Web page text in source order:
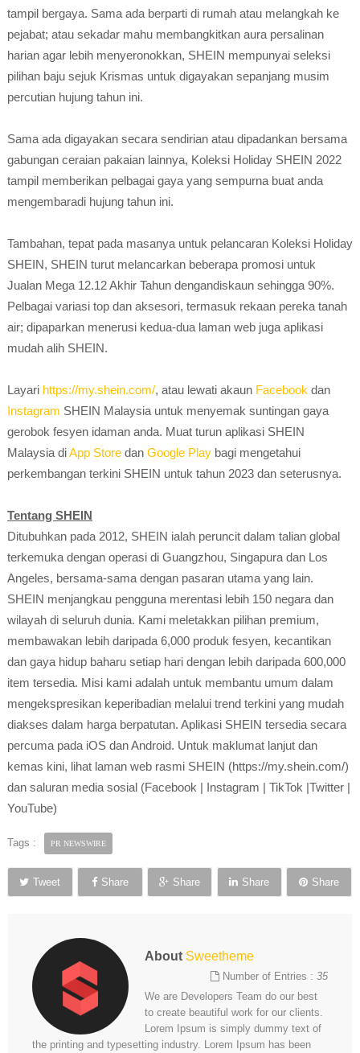
tampil bergaya. Sama ada berparti di rumah atau melangkah ke
pejabat; atau sekadar mahu membangkitkan aura persalinan
harian agar lebih menyeronokkan, SHEIN mempunyai seleksi
pilihan baju sejuk Krismas untuk digayakan sepanjang musim
percutian hujung tahun ini.
Sama ada digayakan secara sendirian atau dipadankan bersama
gabungan ceraian pakaian lainnya, Koleksi Holiday SHEIN 2022
tampil memberikan pelbagai gaya yang sempurna buat anda
mengembaradi hujung tahun ini.
Tambahan, tepat pada masanya untuk pelancaran Koleksi Holiday
SHEIN, SHEIN turut melancarkan beberapa promosi untuk
Jualan Mega 12.12 Akhir Tahun dengandiskaun sehingga 90%.
Pelbagai variasi top dan aksesori, termasuk rekaan pereka tanah
air; dipaparkan menerusi kedua-dua laman web juga aplikasi
mudah alih SHEIN.
Layari https://my.shein.com/, atau lewati akaun Facebook dan
Instagram SHEIN Malaysia untuk menyemak suntingan gaya
gerobok fesyen idaman anda. Muat turun aplikasi SHEIN
Malaysia diApp Store dan Google Playbagi mengetahui
perkembangan terkini SHEIN untuk tahun 2023 dan seterusnya.
Tentang SHEIN
Ditubuhkan pada 2012, SHEIN ialah peruncit dalam talian global
terkemuka dengan operasi di Guangzhou, Singapura dan Los
Angeles, bersama-sama dengan pasaran utama yang lain.
SHEIN menjangkau pengguna merentasi lebih 150 negara dan
wilayah di seluruh dunia. Kami meletakkan pilihan premium,
membawakan lebih daripada 6,000 produk fesyen, kecantikan
dan gaya hidup baharu setiap hari dengan lebih daripada 600,000
item tersedia. Misi kami adalah untuk membantu umum dalam
mengekspresikan keperibadian melalui trend terkini yang mudah
diakses dalam harga berpatutan. Aplikasi SHEIN tersedia secara
percuma pada iOS dan Android. Untuk maklumat lanjut dan
kemas kini, lihat laman web rasmi SHEIN (https://my.shein.com/)
dan saluran media sosial (Facebook | Instagram | TikTok |Twitter |
YouTube)
Tags : PR NEWSWIRE
Tweet Share Share Share Share
About Sweetheme
Number of Entries :35
We are Developers Team do our best
to create beautiful work for our clients.
Lorem Ipsum is simply dummy text of
the printing and typesetting industry. Lorem Ipsum has been